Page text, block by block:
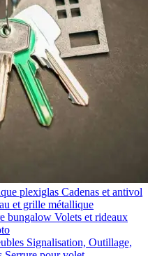
plexiglas Cadenas et antivol
et grille métallique
bungalow Volets et rideaux
Signalisation, Outillage,